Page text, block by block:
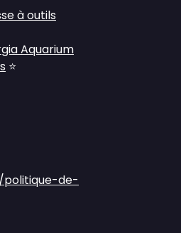
à outils
Aquarium
⭐
politique-de-